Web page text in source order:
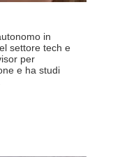
in
settore tech e
per
e ha studi